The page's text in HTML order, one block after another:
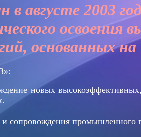
августе 2003
освоения
основанных
новых
сопровождения промышленного